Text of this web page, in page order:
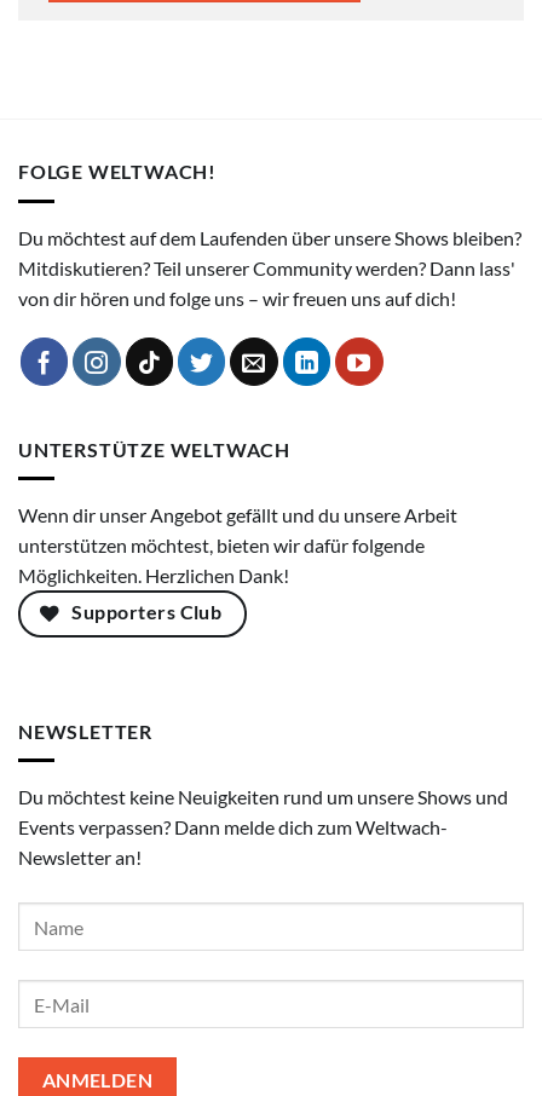
FOLGE WELTWACH!
Du möchtest auf dem Laufenden über unsere Shows bleiben?
Mitdiskutieren? Teil unserer Community werden? Dann lass'
von dir hören und folge uns – wir freuen uns auf dich!
UNTERSTÜTZE WELTWACH
Wenn dir unser Angebot gefällt und du unsere Arbeit
unterstützen möchtest, bieten wir dafür folgende
Möglichkeiten. Herzlichen Dank!
Supporters Club
NEWSLETTER
Du möchtest keine Neuigkeiten rund um unsere Shows und
Events verpassen? Dann melde dich zum Weltwach-
Newsletter an!